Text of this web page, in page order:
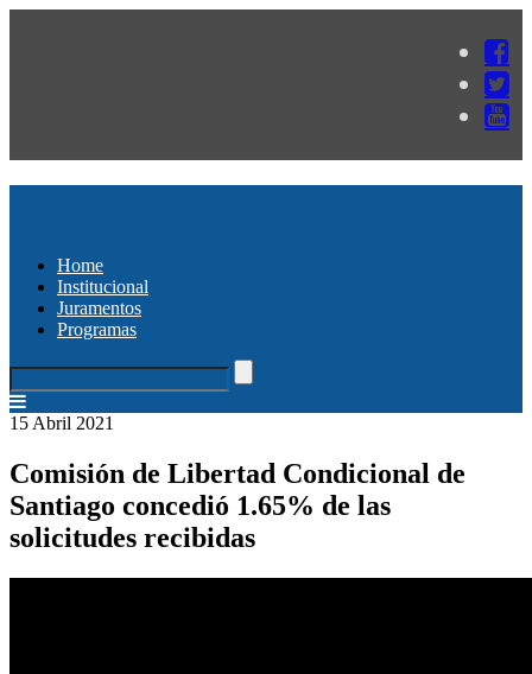
Home
Institucional
Juramentos
Programas
15 Abril 2021
Comisión de Libertad Condicional de
Santiago concedió 1.65% de las
solicitudes recibidas